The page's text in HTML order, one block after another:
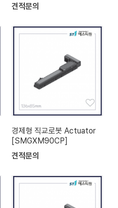
견적문의
경제형 직교로봇 Actuator
[SMGXM90CP]
견적문의